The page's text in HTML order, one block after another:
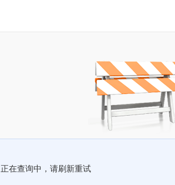
正在查询中，请刷新重试